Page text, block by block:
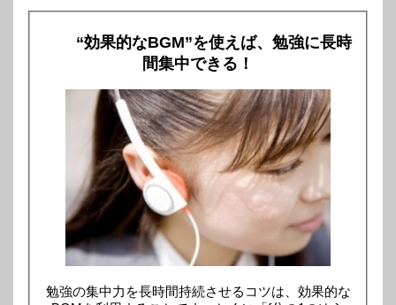
“効果的なBGM”を使えば、勉強に長時
間集中できる！
勉強の集中力を長時間持続させるコツは、効果的な